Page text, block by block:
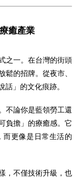
癒產業
之一。在台灣的街頭
鬆的招牌。從夜市、
」的文化痕跡。
不論你是藍領勞工還
負擔」的療癒感。它
而更像是日常生活的
，不僅技術升級，也